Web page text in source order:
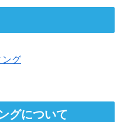
ング
グについて